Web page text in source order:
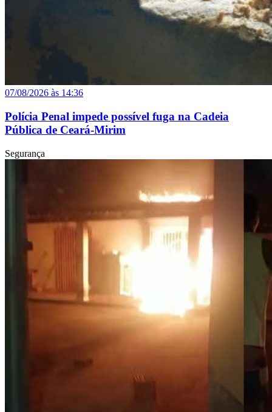
07/08/2026 às 14:36
Polícia Penal impede possível fuga na Cadeia
Pública de Ceará-Mirim
Segurança